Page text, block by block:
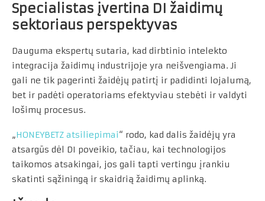
Specialistas įvertina DI žaidimų
sektoriaus perspektyvas
Dauguma ekspertų sutaria, kad dirbtinio intelekto
integracija žaidimų industrijoje yra neišvengiama. Ji
gali ne tik pagerinti žaidėjų patirtį ir padidinti lojalumą,
bet ir padėti operatoriams efektyviau stebėti ir valdyti
lošimų procesus.
„HONEYBETZ atsiliepimai“ rodo, kad dalis žaidėjų yra
atsargūs dėl DI poveikio, tačiau, kai technologijos
taikomos atsakingai, jos gali tapti vertingu įrankiu
skatinti sąžiningą ir skaidrią žaidimų aplinką.